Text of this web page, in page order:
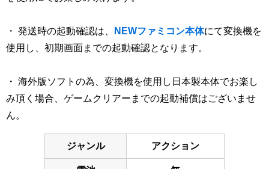
・ 発送時の起動確認は、 NEWファミコン本体にて変換機を
使用し、初期画面までの起動確認となります。
・ 海外版ソフトの為、変換機を使用し日本製本体でお楽し
み頂く場合、ゲームクリアーまでの起動補償はございませ
ん。
ジャンル アクション